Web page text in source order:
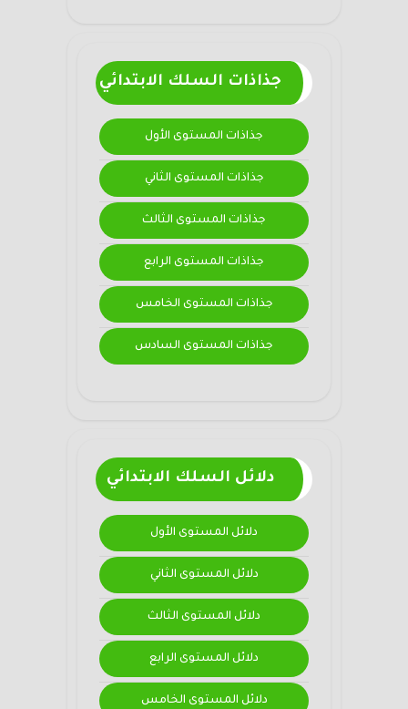
جذاذات السلك الابتدائي
جذاذات المستوى الأول
جذاذات المستوى الثاني
جذاذات المستوى الثالث
جذاذات المستوى الرابع
جذاذات المستوى الخامس
جذاذات المستوى السادس
دلائل السلك الابتدائي
دلائل المستوى الأول
دلائل المستوى الثاني
دلائل المستوى الثالث
دلائل المستوى الرابع
دلائل المستوى الخامس